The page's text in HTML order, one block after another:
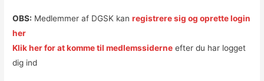
OBS: Medlemmer af DGSK kanregistrere sig og oprette login
her
Klik her for at komme til medlemssiderne efter du har logget
dig ind